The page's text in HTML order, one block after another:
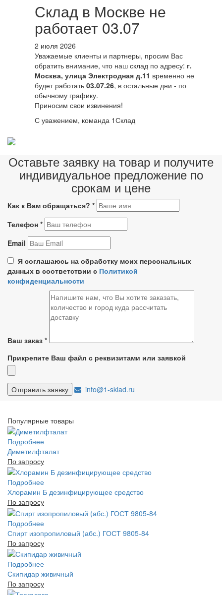
Склад в Москве не
работает 03.07
2 июля 2026
Уважаемые клиенты и партнеры, просим Вас
обратить внимание, что наш склад по адресу: г.
Москва, улица Электродная д.11 временно не
будет работать 03.07.26, в остальные дни - по
обычному графику.
Приносим свои извинения!
С уважением, команда 1Склад
Оставьте заявку на товар и получите
индивидуальное предложение по
срокам и цене
Как к Вам обращаться? *
Телефон *
Email
Я соглашаюсь на обработку моих персональных
данных в соответствии с Политикой
конфиденциальности
Ваш заказ *
Прикрепите Ваш файл с реквизитами или заявкой
info@1-sklad.ru
Популярные товары
Подробнее
Диметилфталат
По запросу
Подробнее
Хлорамин Б дезинфицирующее средство
По запросу
Подробнее
Спирт изопропиловый (абс.) ГОСТ 9805-84
По запросу
Подробнее
Скипидар живичный
По запросу